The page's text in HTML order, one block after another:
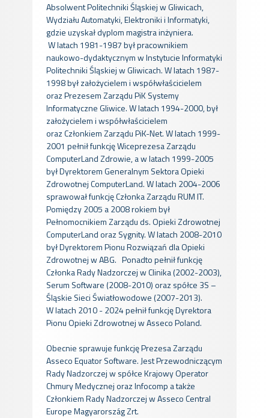
Absolwent Politechniki Śląskiej w Gliwicach,
Wydziału Automatyki, Elektroniki i Informatyki,
gdzie uzyskał dyplom magistra inżyniera.
W latach 1981-1987 był pracownikiem
naukowo-dydaktycznym w Instytucie Informatyki
Politechniki Śląskiej w Gliwicach. W latach 1987-
1998 był założycielem i współwłaścicielem
oraz Prezesem Zarządu PiK Systemy
Informatyczne Gliwice. W latach 1994-2000, był
założycielem i współwłaścicielem
oraz Członkiem Zarządu PiK-Net. W latach 1999-
2001 pełnił funkcję Wiceprezesa Zarządu
ComputerLand Zdrowie, a w latach 1999-2005
był Dyrektorem Generalnym Sektora Opieki
Zdrowotnej ComputerLand. W latach 2004-2006
sprawował funkcję Członka Zarządu RUM IT.
Pomiędzy 2005 a 2008 rokiem był
Pełnomocnikiem Zarządu ds. Opieki Zdrowotnej
ComputerLand oraz Sygnity. W latach 2008-2010
był Dyrektorem Pionu Rozwiązań dla Opieki
Zdrowotnej w ABG. Ponadto pełnił funkcję
Członka Rady Nadzorczej w Clinika (2002-2003),
Serum Software (2008-2010) oraz spółce 3S –
Śląskie Sieci Światłowodowe (2007-2013).
W latach 2010 - 2024 pełnił funkcję Dyrektora
Pionu Opieki Zdrowotnej w Asseco Poland.
Obecnie sprawuje funkcję Prezesa Zarządu
Asseco Equator Software. Jest Przewodniczącym
Rady Nadzorczej w spółce Krajowy Operator
Chmury Medycznej oraz Infocomp a także
Członkiem Rady Nadzorczej w Asseco Central
Europe Magyarország Zrt.